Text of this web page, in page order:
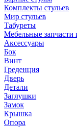
Комплекты стульев
Мир стульев
Табуреты
Мебельные запчасти
Аксессуары
Бок
Винт
Греденция
Дверь
Детали
Заглушки
Замок
Крышка
Опора